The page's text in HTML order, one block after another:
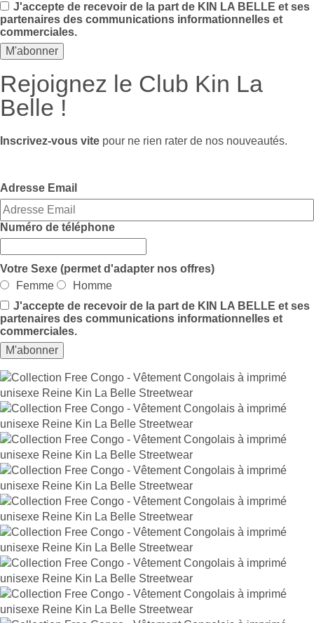
J'accepte de recevoir de la part de KIN LA BELLE et ses
partenaires des communications informationnelles et
commerciales.
Rejoignez le Club Kin La
Belle !
Inscrivez-vous vite pour ne rien rater de nos nouveautés.
Adresse Email
Numéro de téléphone
Votre Sexe (permet d'adapter nos offres)
Femme
Homme
J'accepte de recevoir de la part de KIN LA BELLE et ses
partenaires des communications informationnelles et
commerciales.